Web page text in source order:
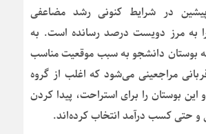
در شرایط کنونی رشد مضاعفی
به مرز دویست درصد رسانده است. به
بوستان دانشجو به سبب موقعیت مناسب
مراجعینی می‌شود که اغلب از گروه
بوستان را برای استراحت، پیدا کردن
و حتی کسب درآمد انتخاب کرده‌اند.